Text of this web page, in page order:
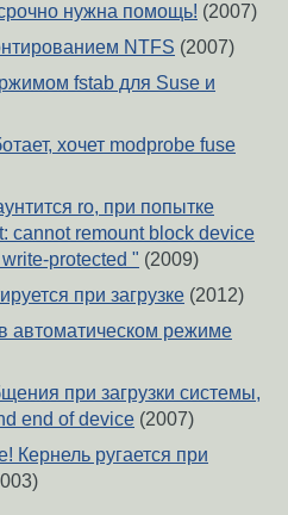
нужна помощь! (2007)
NTFS (2007)
fstab для Suse и
хочет modprobe fuse
ro, при попытке
cannot remount block device
protected " (2009)
при загрузке (2012)
автоматическом режиме
при загрузки системы,
end of device (2007)
Кернель ругается при